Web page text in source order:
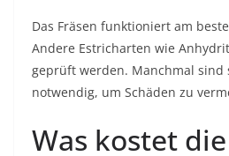
Das Fräsen funktioniert am
Andere Estricharten wie
geprüft werden. Manchmal sind
notwendig, um Schäden zu
Was kostet die